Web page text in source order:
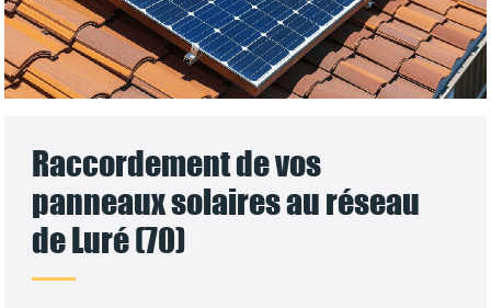
Raccordement de vos
panneaux solaires au réseau
de Luré (70)